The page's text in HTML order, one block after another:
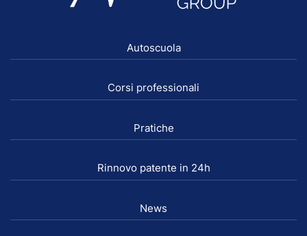
Autoscuola
Corsi professionali
Pratiche
Rinnovo patente in 24h
News